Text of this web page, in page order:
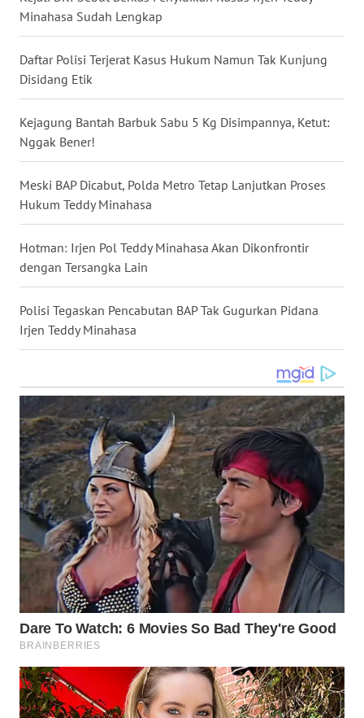
Minahasa Sudah Lengkap
Daftar Polisi Terjerat Kasus Hukum Namun Tak Kunjung
Disidang Etik
Kejagung Bantah Barbuk Sabu 5 Kg Disimpannya, Ketut:
Nggak Bener!
Meski BAP Dicabut, Polda Metro Tetap Lanjutkan Proses
Hukum Teddy Minahasa
Hotman: Irjen Pol Teddy Minahasa Akan Dikonfrontir
dengan Tersangka Lain
Polisi Tegaskan Pencabutan BAP Tak Gugurkan Pidana
Irjen Teddy Minahasa
WN
BABEL
WN
SUMBAR
WN
SUMSEL
WN
BENGKULU
WN
WN
WN
NUSANTARA
WN
JOGJA
WN
JATIM
WN
WN
KALBAR
WN
KALTENG